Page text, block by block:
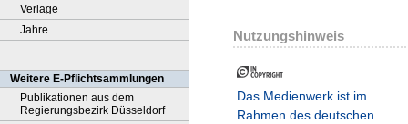
Verlage
Jahre
Weitere E-Pflichtsammlungen
Publikationen aus dem
Regierungsbezirk Düsseldorf
Nutzungshinweis
Das Medienwerk ist im
Rahmen des deutschen